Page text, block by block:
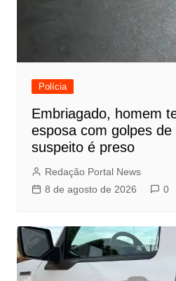
Polícia
Embriagado, homem
esposa com golpes de
suspeito é preso
Redação Portal News
8 de agosto de 2026
0